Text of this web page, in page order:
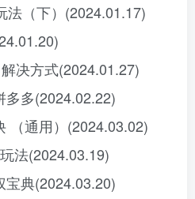
法（下）(2024.01.17)
决方式(2024.01.27)
多多(2024.02.22)
（通用）(2024.03.02)
法(2024.03.19)
宝典(2024.03.20)